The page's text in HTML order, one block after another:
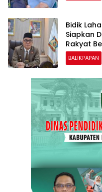
Bidik
Siapkan
Rakyat
BALIKPAPAN